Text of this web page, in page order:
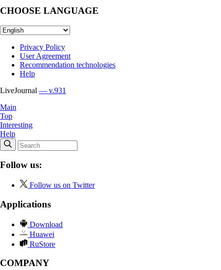
CHOOSE LANGUAGE
Privacy Policy
User Agreement
Recommendation technologies
Help
LiveJournal — v.931
Main
Top
Interesting
Help
Follow us:
Follow us on Twitter
Applications
Download
Huawei
RuStore
COMPANY